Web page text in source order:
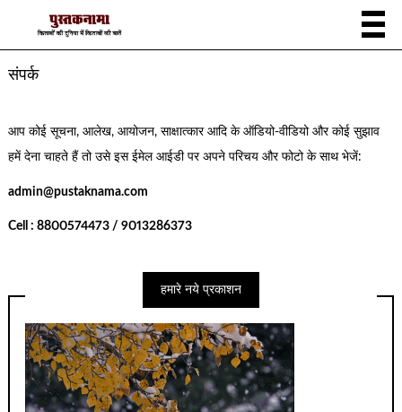
संपर्क
आप कोई सूचना, आलेख, आयोजन, साक्षात्कार आदि के ऑडियो-वीडियो और कोई सुझाव
हमें देना चाहते हैं तो उसे इस ईमेल आईडी पर अपने परिचय और फोटो के साथ भेजें:
admin@pustaknama.com
Cell : 8800574473 / 9013286373
हमारे नये प्रकाशन